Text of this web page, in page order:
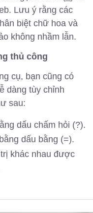
Lưu ý rằng các
biệt chữ hoa và
không nhầm lẫn.
thủ công
cụ, bạn cũng có
dàng tùy chỉnh
sau:
dấu chấm hỏi (?).
dấu bằng (=).
khác nhau được